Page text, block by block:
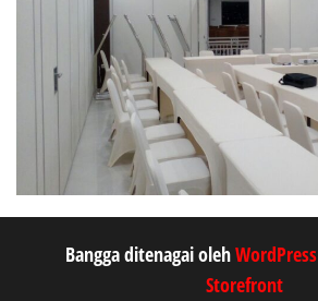
Bangga ditenagai olehWordPress
Storefront